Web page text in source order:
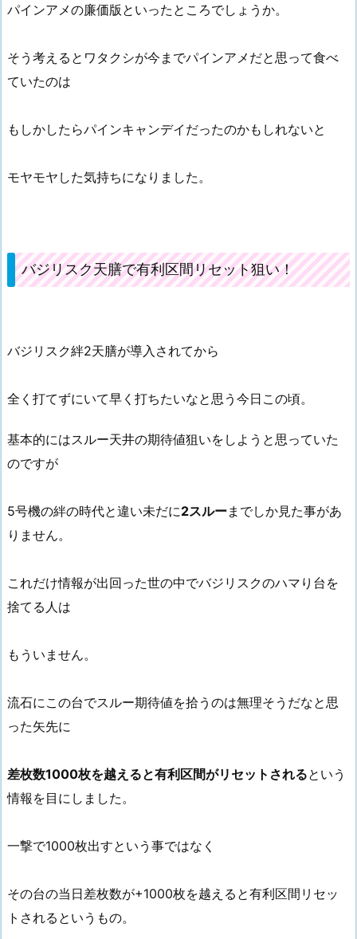
パインアメの廉価版といったところでしょうか。
そう考えるとワタクシが今までパインアメだと思って食べ
ていたのは
もしかしたらパインキャンデイだったのかもしれないと
モヤモヤした気持ちになりました。
バジリスク天膳で有利区間リセット狙い！
バジリスク絆2天膳が導入されてから
全く打てずにいて早く打ちたいなと思う今日この頃。
基本的にはスルー天井の期待値狙いをしようと思っていた
のですが
5号機の絆の時代と違い未だに2スルーまでしか見た事があ
りません。
これだけ情報が出回った世の中でバジリスクのハマり台を
捨てる人は
もういません。
流石にこの台でスルー期待値を拾うのは無理そうだなと思
った矢先に
差枚数1000枚を越えると有利区間がリセットされるという
情報を目にしました。
一撃で1000枚出すという事ではなく
その台の当日差枚数が+1000枚を越えると有利区間リセッ
トされるというもの。